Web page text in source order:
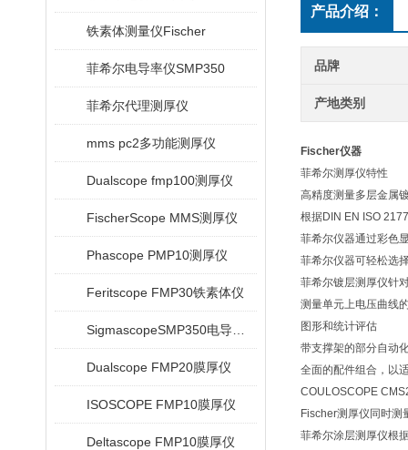
铁素体测量仪Fischer
菲希尔电导率仪SMP350
菲希尔代理测厚仪
mms pc2多功能测厚仪
Dualscope fmp100测厚仪
FischerScope MMS测厚仪
Phascope PMP10测厚仪
Feritscope FMP30铁素体仪
Dualscope FMP20膜厚仪
ISOSCOPE FMP10膜厚仪
Deltascope FMP10膜厚仪
产品介绍：
品牌
产地类别
Fischer仪器
菲希尔测厚仪特性
高精度测量多层金属
根据DIN EN ISO
菲希尔仪器通过彩色
菲希尔仪器可轻松选
菲希尔镀层测厚仪针
测量单元上电压曲线
图形和统计评估
带支撑架的部分自动
全面的配件组合，以
COULOSCOPE
Fischer测厚仪同时测
菲希尔涂层测厚仪根